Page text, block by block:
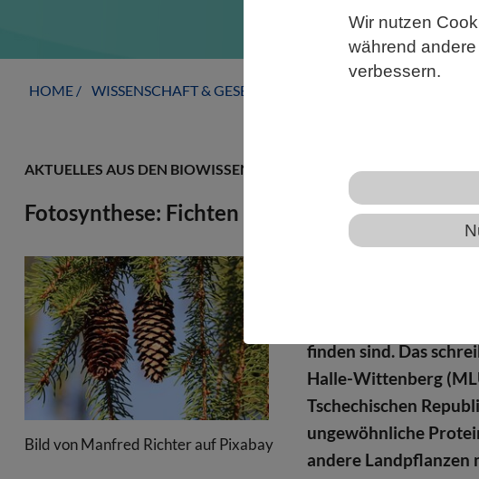
Wir nutzen
während
verbessern.
HOME WISSENSCHAFT & GESELLSCHAFT
AKTUELLES AUS DEN BIOWISSENSCHAFTEN
Fotosynthese: Fichten setzen auf
Bild von Manfred Richter auf Pixabay
Landpflanzen, um
finden sind. Das
Halle-Wittenberg
Tschechischen
ungewöhnliche
andere Landpflanzen